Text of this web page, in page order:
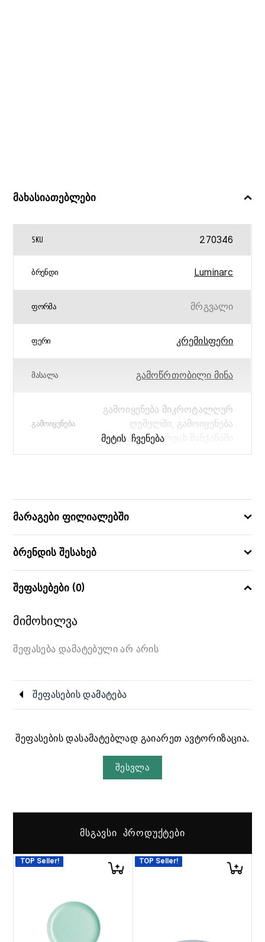
მახასიათებლები
SKU 270346
ᲑᲠᲔᲜᲓᲘ Luminarc
ᲤᲝᲠᲛᲐ მრგვალი
ᲤᲔᲠᲘ კრემისფერი
ᲛᲐᲡᲐᲚᲐ გამოწრთობილი მინა
ᲒᲐᲛᲝᲘᲧᲔᲜᲔᲑᲐ
გამოიყენება მიკროტალღურ
ღუმელში, გამოიყენება
ჭურჭლის სარეცხ მანქანაში
ᲛᲔᲢᲘᲡ ᲩᲕᲔᲜᲔᲑᲐ
მარაგები ფილიალებში
ბრენდის შესახებ
შეფასებები (0)
მიმოხილვა
შეფასება დამატებული არ არის
შეფასების დამატება
შეფასების დასამატებლად გაიარეთ ავტორიზაცია.
შესვლა
ᲛᲡᲒᲐᲕᲡᲘ ᲞᲠᲝᲓᲣᲥᲢᲔᲑᲘ
TOP Seller! TOP Seller!